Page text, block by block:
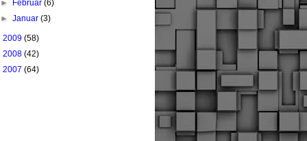
► Februar(6)
►Januar(3)
2009 (58)
2008 (42)
2007 (64)